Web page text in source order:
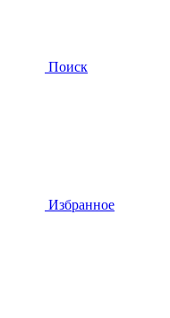
Поиск
Избранное